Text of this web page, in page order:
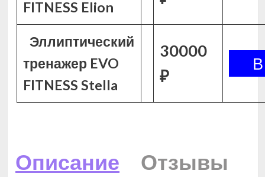
FITNESS Elion
Эллиптический
тренажер EVO
FITNESS Stella
30000
₽
Описание
Отзывы